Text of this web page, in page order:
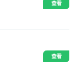
查看
查看